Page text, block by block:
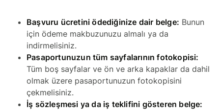
Başvuru ücretini ödediğinize dair belge: Bunun
için ödeme makbuzunuzu almalı ya da
indirmelisiniz.
Pasaportunuzun tüm sayfalarının fotokopisi:
Tüm boş sayfalar ve ön ve arka kapaklar da dahil
olmak üzere pasaportunuzun fotokopisini
çekmelisiniz.
İş sözleşmesi ya da iş teklifini gösteren belge: